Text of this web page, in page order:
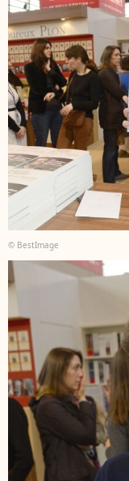
© BestImage